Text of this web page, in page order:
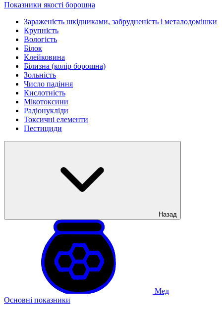
Показники якості борошна
Зараженість шкідниками, забрудненість і металодомішки
Крупність
Вологість
Білок
Клейковина
Білизна (колір борошна)
Зольність
Число падіння
Кислотність
Мікотоксини
Радіонукліди
Токсичні елементи
Пестициди
Назад
Мед
Основні показники